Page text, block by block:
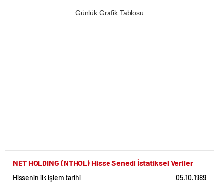
Günlük Grafik Tablosu
NET HOLDING (NTHOL) Hisse Senedi İstatiksel Veriler
Hissenin ilk işlem tarihi 05.10.1989